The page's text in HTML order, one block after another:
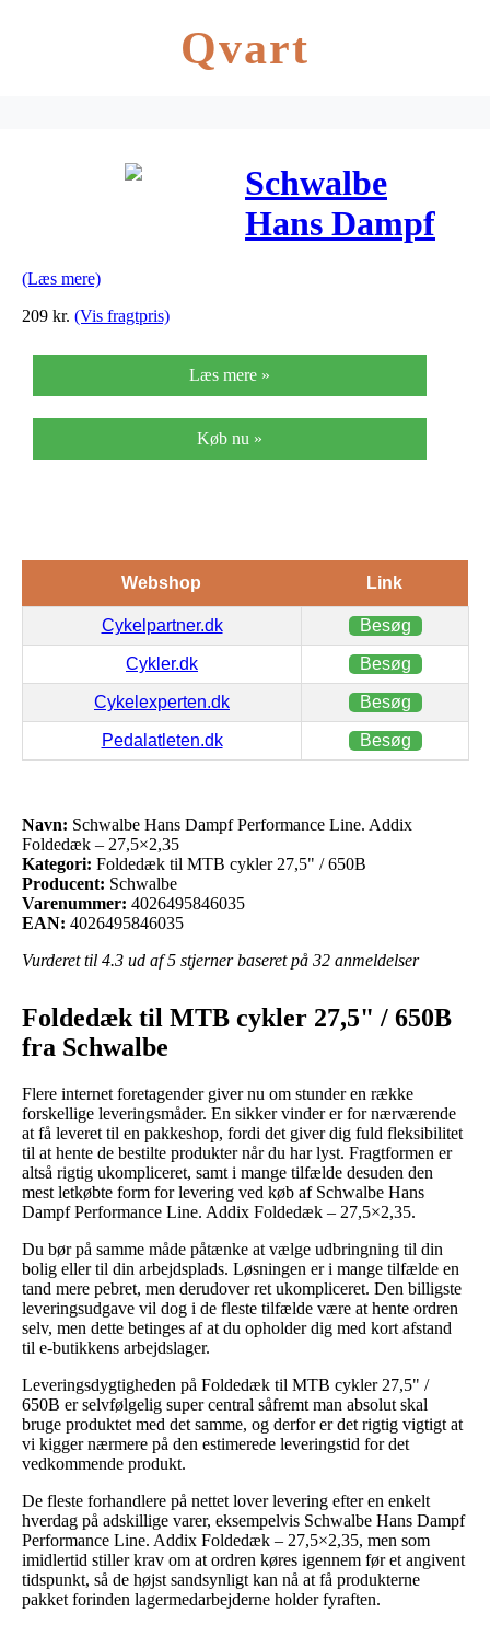
Qvart
Schwalbe
Hans Dampf
Foldedæk –
27,5×2,35
(Læs mere)
209 kr. (Vis fragtpris)
Læs mere »
Køb nu »
Webshop Link
Cykelpartner.dk Besøg
Cykler.dk Besøg
Cykelexperten.dk Besøg
Pedalatleten.dk Besøg
Navn: Schwalbe Hans Dampf Performance Line. Addix
Foldedæk – 27,5×2,35
Kategori: Foldedæk til MTB cykler 27,5" / 650B
Producent: Schwalbe
Varenummer: 4026495846035
EAN: 4026495846035
Vurderet til 4.3 ud af 5 stjerner baseret på 32 anmeldelser
Foldedæk til MTB cykler 27,5" / 650B
fra Schwalbe
Flere internet foretagender giver nu om stunder en række
forskellige leveringsmåder. En sikker vinder er for nærværende
at få leveret til en pakkeshop, fordi det giver dig fuld fleksibilitet
til at hente de bestilte produkter når du har lyst. Fragtformen er
altså rigtig ukompliceret, samt i mange tilfælde desuden den
mest letkøbte form for levering ved køb af Schwalbe Hans
Dampf Performance Line. Addix Foldedæk – 27,5×2,35.
Du bør på samme måde påtænke at vælge udbringning til din
bolig eller til din arbejdsplads. Løsningen er i mange tilfælde en
tand mere pebret, men derudover ret ukompliceret. Den billigste
leveringsudgave vil dog i de fleste tilfælde være at hente ordren
selv, men dette betinges af at du opholder dig med kort afstand
til e-butikkens arbejdslager.
Leveringsdygtigheden på Foldedæk til MTB cykler 27,5" /
650B er selvfølgelig super central såfremt man absolut skal
bruge produktet med det samme, og derfor er det rigtig vigtigt at
vi kigger nærmere på den estimerede leveringstid for det
vedkommende produkt.
De fleste forhandlere på nettet lover levering efter en enkelt
hverdag på adskillige varer, eksempelvis Schwalbe Hans Dampf
Performance Line. Addix Foldedæk – 27,5×2,35, men som
imidlertid stiller krav om at ordren køres igennem før et angivent
tidspunkt, så de højst sandsynligt kan nå at få produkterne
pakket forinden lagermedarbejderne holder fyraften.